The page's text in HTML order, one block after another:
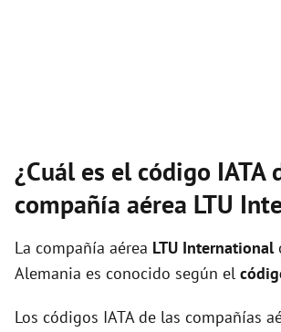
¿Cuál es el código IATA
compañía aérea LTU
La compañía aérea LTU International
Alemania es conocido según el
Los códigos IATA de las compañías